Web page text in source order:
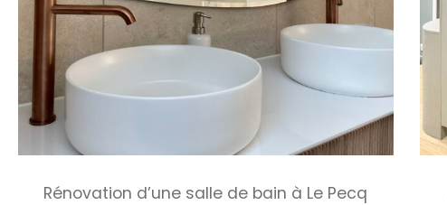
Rénovation d’une salle de bain à Le Pecq